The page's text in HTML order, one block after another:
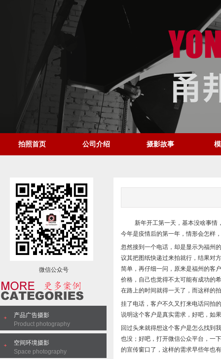
拍照首页 公司介绍 摄影故事
新年开工第一天，基本没啥事情
今年是疫情后的第一年，情形会怎样
忽然接到一个电话，却是显示为福州
议其把图纸快递过来拍就行，结果对
简单，再仔细一问，原来是福州的客
价格，自己也觉得不太可能有成功的
在路上的时间就得一天了，而这样的
挂了电话，客户不久又打来电话问拍
说明这个客户是真实需求，好吧，如
回过头来就得想这个客户是怎么找到
也没；好吧，打开微信公众平台，一
的宣传窗口了，这样的需求早些年也
微信公众号
产品广告摄影
Product photography
空间环境摄影
Space photography